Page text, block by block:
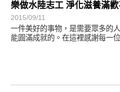
樂做水陸志工 淨化滋養滿
2015/09/11
一件美好的事物，是需要眾多的
能圓滿成就的。在這裡感謝每一